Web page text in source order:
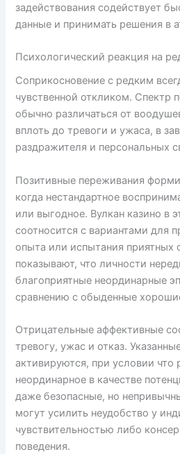
задействования содействует
данные и принимать решения в
Психологический реакция на
Соприкосновение с редким
чувственной откликом. Спектр
обычно различаться от
вплоть до тревоги и ужаса, в
раздражителя и персональных
Позитивные переживания
когда нестандартное
или выгодное. Вулкан казино в
соотносится с вариантами для
опыта или испытания
показывают, что личности
благоприятные неординарные
сравнению с обыденные
Отрицательные аффективные
тревогу, ужас и отказ.
активируются, при условии что
неординарное в качестве
даже безопасные, но
могут усилить неудобство у
чувствительностью либо
поведения.